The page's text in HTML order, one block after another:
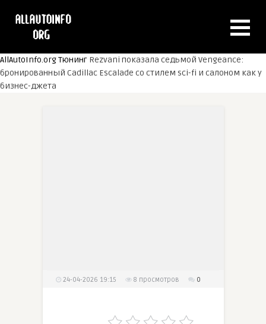
AllAutoInfo.orgТюнинг Rezvani показала седьмой Vengeance:
бронированный Cadillac Escalade со стилем sci-fi и салоном как у
бизнес-джета
24-04-2026 19:15 8 просмотров 0